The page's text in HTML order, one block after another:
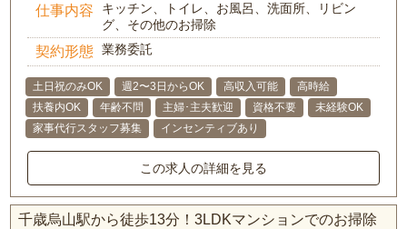
仕事内容
キッチン、トイレ、お風呂、洗面所、リビン
グ、その他のお掃除
契約形態 業務委託
土日祝のみOK 週2〜3日からOK 高収入可能
高時給
扶養内OK
年齢不問 主婦･主夫歓迎 資格不要
未経験OK
家事代行スタッフ募集
インセンティブあり
この求人の詳細を見る
千歳烏山駅から徒歩13分！3LDKマンションでのお掃除